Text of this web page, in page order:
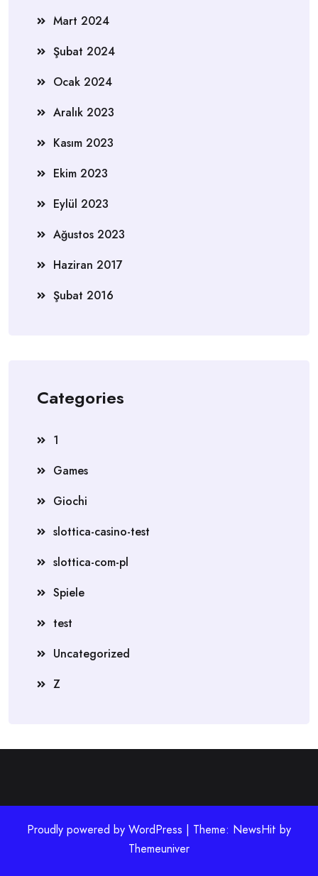
Mart 2024
Şubat 2024
Ocak 2024
Aralık 2023
Kasım 2023
Ekim 2023
Eylül 2023
Ağustos 2023
Haziran 2017
Şubat 2016
Categories
1
Games
Giochi
slottica-casino-test
slottica-com-pl
Spiele
test
Uncategorized
Z
Proudly powered by WordPress | Theme: NewsHit by
Themeuniver